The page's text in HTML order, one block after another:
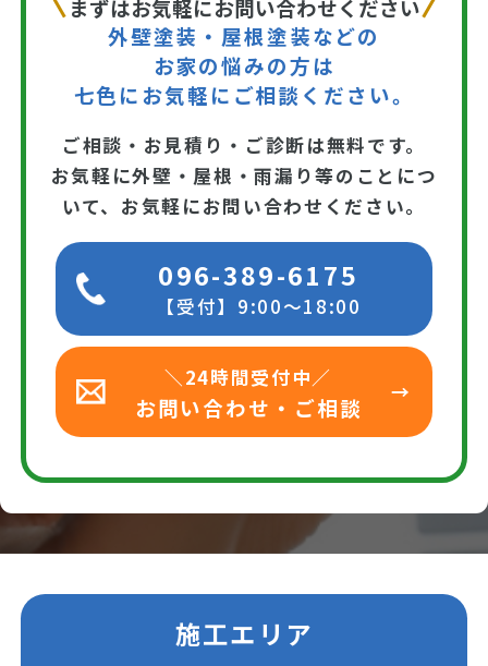
まずはお気軽にお問い合わせください
外壁塗装・屋根塗装などの
お家の悩みの方は
七色にお気軽にご相談ください。
ご相談・お見積り・ご診断は無料です。
お気軽に外壁・屋根・雨漏り等のことにつ
いて、お気軽にお問い合わせください。
096-389-6175
【受付】9:00～18:00
＼24時間受付中／
お問い合わせ・ご相談
施工エリア